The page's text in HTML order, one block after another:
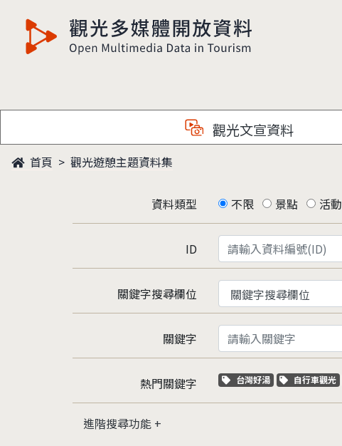
觀光多媒體開放資料
觀光文宣資料
首頁 觀光遊憩主題資料集
資料類型 不限 景點 活動
ID
關鍵字搜尋欄位
關鍵字
熱門關鍵字 關鍵字標籤
台灣好湯 關鍵字標籤
自行車觀光
進階搜尋功能